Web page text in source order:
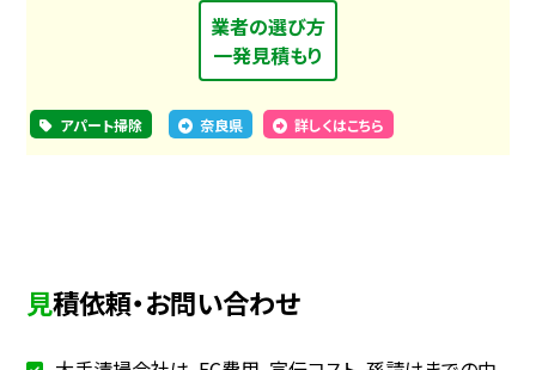
業者の選び方
一発見積もり
アパート掃除 奈良県 詳しくはこちら
見積依頼・お問い合わせ